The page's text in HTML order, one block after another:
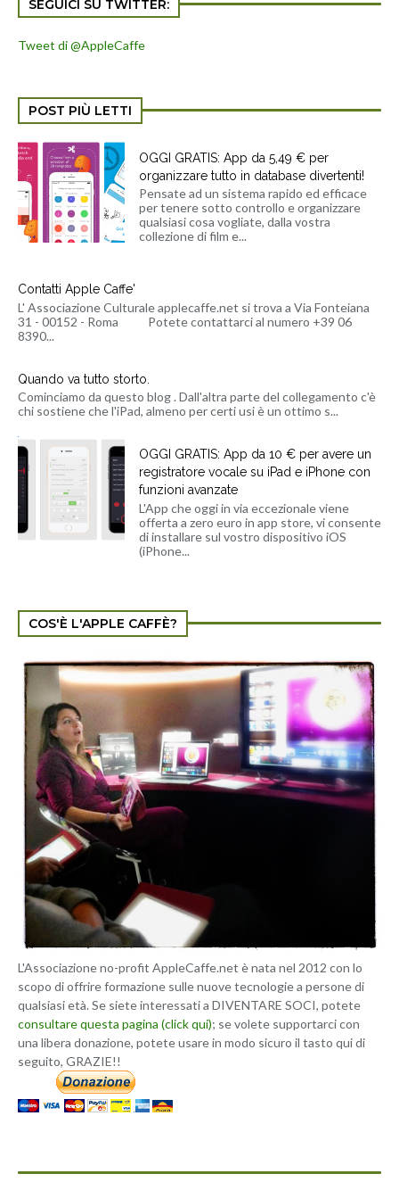
SEGUICI SU TWITTER:
Tweet di @AppleCaffe
POST PIÙ LETTI
OGGI GRATIS: App da 5,49 € per
organizzare tutto in database divertenti!
Pensate ad un sistema rapido ed efficace
per tenere sotto controllo e organizzare
qualsiasi cosa vogliate, dalla vostra
collezione di film e...
Contatti Apple Caffe'
L' Associazione Culturale applecaffe.net si trova a Via Fonteiana
31 - 00152 - Roma Potete contattarci al numero +39 06
8390...
Quando va tutto storto.
Cominciamo da questo blog . Dall'altra parte del collegamento c'è
chi sostiene che l'iPad, almeno per certi usi è un ottimo s...
OGGI GRATIS: App da 10 € per avere un
registratore vocale su iPad e iPhone con
funzioni avanzate
L'App che oggi in via eccezionale viene
offerta a zero euro in app store, vi consente
di installare sul vostro dispositivo iOS
(iPhone...
COS'È L'APPLE CAFFÈ?
L'Associazione no-profit AppleCaffe.net è nata nel 2012 con lo
scopo di offrire formazione sulle nuove tecnologie a persone di
qualsiasi età. Se siete interessati a DIVENTARE SOCI, potete
consultare questa pagina (click qui); se volete supportarci con
una libera donazione, potete usare in modo sicuro il tasto qui di
seguito, GRAZIE!!